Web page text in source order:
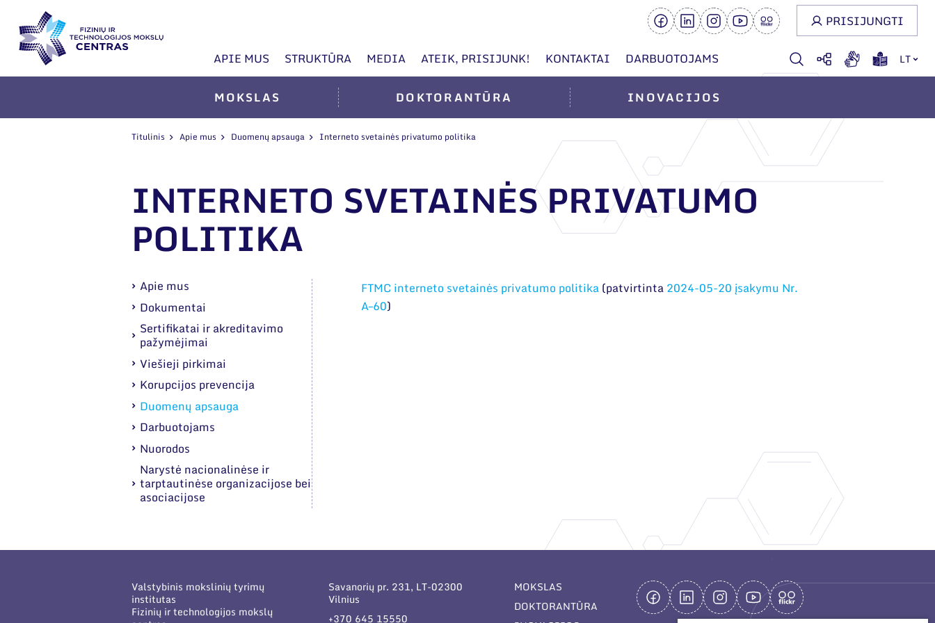
APIE MUS STRUKTŪRA MEDIA ATEIK, PRISIJUNK! KONTAKTAI DARBUOTOJAMS LT
PRISIJUNGTI
MOKSLAS DOKTORANTŪRA INOVACIJOS
Titulinis Apie mus Duomenų apsauga Interneto svetainės privatumo politika
INTERNETO SVETAINĖS PRIVATUMO
POLITIKA
Apie mus
Dokumentai
Sertifikatai ir akreditavimo
pažymėjimai
Viešieji pirkimai
Korupcijos prevencija
Duomenų apsauga
Darbuotojams
Nuorodos
Narystė nacionalinėse ir
tarptautinėse organizacijose bei
asociacijose
FTMC interneto svetainės privatumo politika(patvirtinta2024-05-20 įsakymu Nr.
A–60)
Valstybinis mokslinių tyrimų
institutas
Fizinių ir technologijos mokslų
Savanorių pr. 231, LT-02300
Vilnius
+370 645 15550
MOKSLAS
DOKTORANTŪRA